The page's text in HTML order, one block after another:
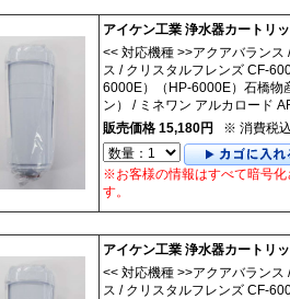
アイケン工業 浄水器カートリ
<< 対応機種 >>アクアバラン
ス / クリスタルフレンズ CF-
6000E）（HP-6000E）石橋物
ン） / ミネワン アルカロード
販売価格 15,180円 ※ 消費税
※お客様の情報はすべて暗号
す。
アイケン工業 浄水器カートリ
<< 対応機種 >>アクアバラン
ス / クリスタルフレンズ CF-